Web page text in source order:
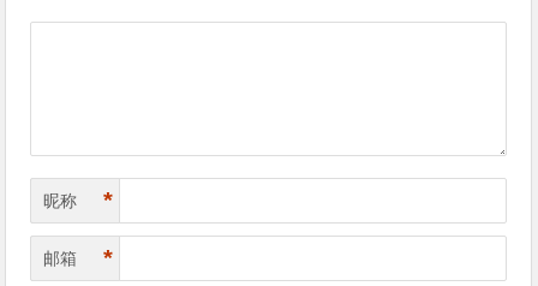
昵称 *
邮箱 *